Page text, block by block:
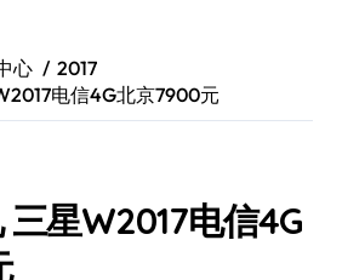
心
2017
电信4G北京7900元
星W2017电信4G